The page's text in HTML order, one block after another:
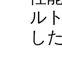
ル
し